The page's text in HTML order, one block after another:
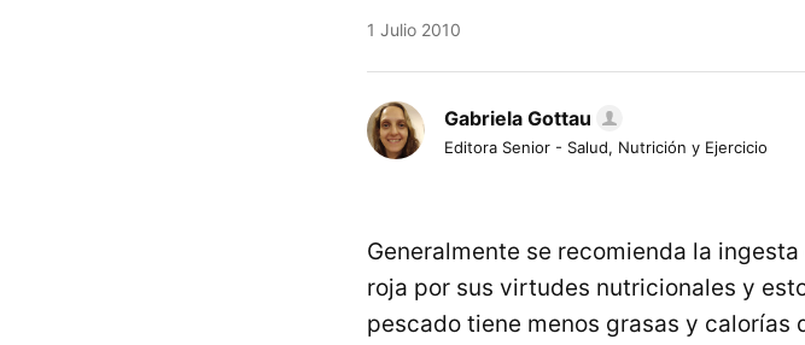
1 Julio 2010
Gabriela Gottau
Editora Senior - Salud, Nutrición y Ejercicio
Generalmente se recomienda la ingesta
roja por sus virtudes nutricionales y
pescado tiene menos grasas y calorías